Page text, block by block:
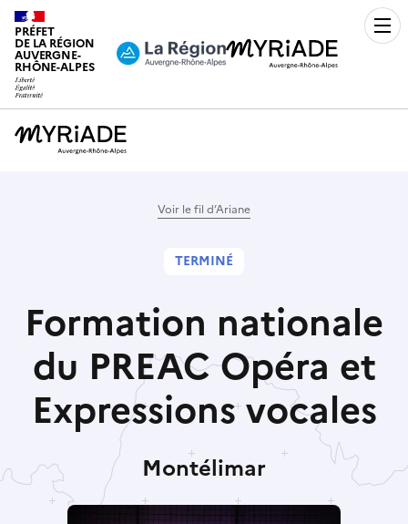
PRÉFET
DE LA RÉGION
AUVERGNE-
RHÔNE-ALPES
Voir le fil d’Ariane
TERMINÉ
Formation nationale
du PREAC Opéra et
Expressions vocales
Montélimar